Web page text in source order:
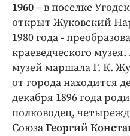
1960– в поселке
открыт Жуковский
1980 года -
краеведческого
музей маршала Г. К.
от города находится
декабря 1896 года
полководец,
СоюзаГеоргий